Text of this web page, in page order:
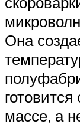
Она
массе, а